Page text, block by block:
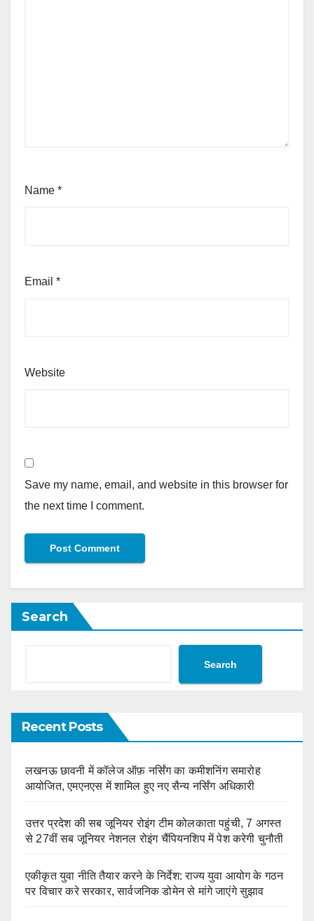
Name *
Email *
Website
Save my name, email, and website in this browser for
the next time I comment.
Search
Search
Recent Posts
लखनऊ छावनी में कॉलेज ऑफ़ नर्सिंग का कमीशनिंग समारोह
आयोजित, एमएनएस में शामिल हुए नए सैन्य नर्सिंग अधिकारी
उत्तर प्रदेश की सब जूनियर रोइंग टीम कोलकाता पहुंची, 7 अगस्त
से 27वीं सब जूनियर नेशनल रोइंग चैंपियनशिप में पेश करेगी चुनौती
एकीकृत युवा नीति तैयार करने के निर्देश: राज्य युवा आयोग के गठन
पर विचार करे सरकार, सार्वजनिक डोमेन से मांगे जाएंगे सुझाव